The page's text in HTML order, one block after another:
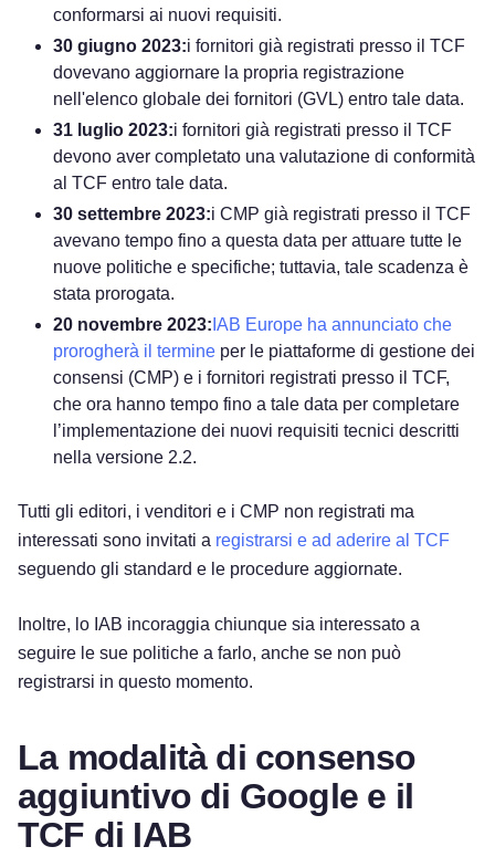
conformarsi ai nuovi requisiti.
30 giugno 2023:i fornitori già registrati presso il TCF
dovevano aggiornare la propria registrazione
nell'elenco globale dei fornitori (GVL) entro tale data.
31 luglio 2023:i fornitori già registrati presso il TCF
devono aver completato una valutazione di conformità
al TCF entro tale data.
30 settembre 2023:i CMP già registrati presso il TCF
avevano tempo fino a questa data per attuare tutte le
nuove politiche e specifiche; tuttavia, tale scadenza è
stata prorogata.
20 novembre 2023: IAB Europe ha annunciato che
prorogherà il termine per le piattaforme di gestione dei
consensi (CMP) e i fornitori registrati presso il TCF,
che ora hanno tempo fino a tale data per completare
l’implementazione dei nuovi requisiti tecnici descritti
nella versione 2.2.
Tutti gli editori, i venditori e i CMP non registrati ma
interessati sono invitati a registrarsi e ad aderire al TCF
seguendo gli standard e le procedure aggiornate.
Inoltre, lo IAB incoraggia chiunque sia interessato a
seguire le sue politiche a farlo, anche se non può
registrarsi in questo momento.
La modalità di consenso
aggiuntivo di Google e il
TCF di IAB